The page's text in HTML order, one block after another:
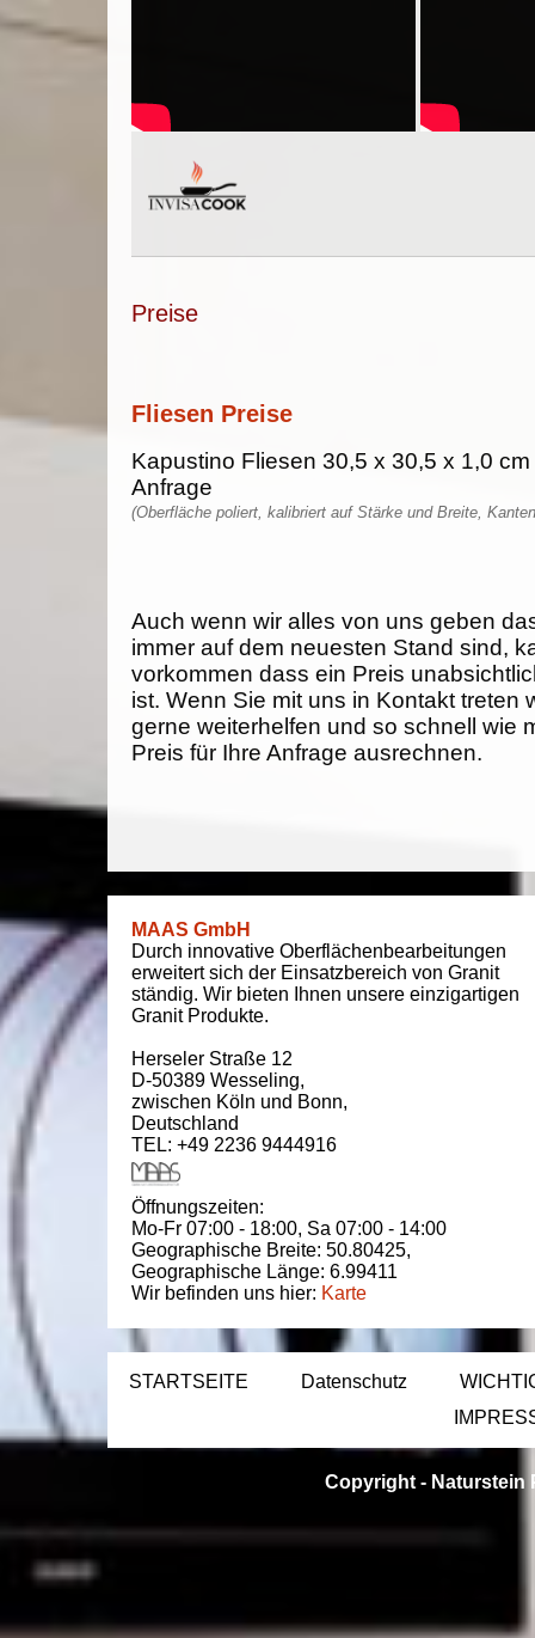
Preise
Fliesen Preise
Kapustino Fliesen 30,5 x 30,5 x 1,0
Anfrage
(Oberfläche poliert, kalibriert auf Stärke und Breite,
Auch wenn wir alles von uns geben
immer auf dem neuesten Stand sind,
vorkommen dass ein Preis
ist. Wenn Sie mit uns in Kontakt treten
gerne weiterhelfen und so schnell wie
Preis für Ihre Anfrage ausrechnen.
MAAS GmbH
Durch innovative Oberflächenbearbeitungen
erweitert sich der Einsatzbereich von Granit
ständig. Wir bieten Ihnen unsere einzigartigen
Granit Produkte.
Herseler Straße 12
D-50389 Wesseling,
zwischen Köln und Bonn,
Deutschland
TEL: +49 2236 9444916
Öffnungszeiten:
Mo-Fr 07:00 - 18:00, Sa 07:00 - 14:00
Geographische Breite: 50.80425,
Geographische Länge: 6.99411
Wir befinden uns hier: Karte
STARTSEITE Datenschutz
Copyright - Naturstein